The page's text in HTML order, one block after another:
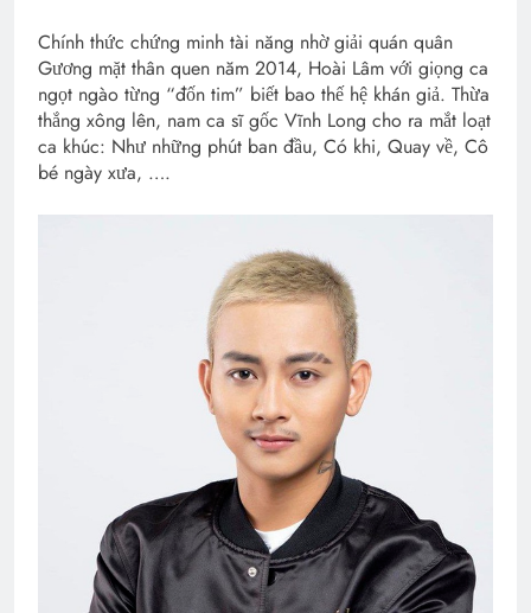
Chính thức chứng minh tài năng nhờ giải quán quân
Gương mặt thân quen năm 2014, Hoài Lâm với giọng ca
ngọt ngào từng “đốn tim” biết bao thế hệ khán giả. Thừa
thắng xông lên, nam ca sĩ gốc Vĩnh Long cho ra mắt loạt
ca khúc: Như những phút ban đầu, Có khi, Quay về, Cô
bé ngày xưa, ….